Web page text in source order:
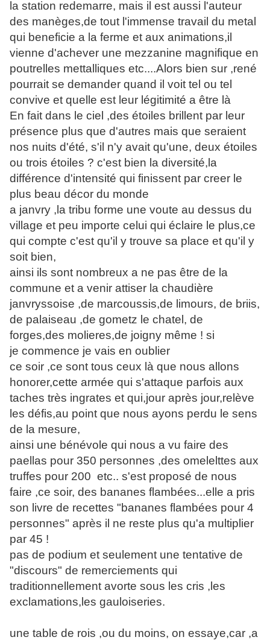
la station redemarre, mais il est aussi l'auteur
des manèges,de tout l'immense travail du metal
qui beneficie a la ferme et aux animations,il
vienne d'achever une mezzanine magnifique en
poutrelles mettalliques etc....Alors bien sur ,rené
pourrait se demander quand il voit tel ou tel
convive et quelle est leur légitimité a être là
En fait dans le ciel ,des étoiles brillent par leur
présence plus que d'autres mais que seraient
nos nuits d'été, s'il n'y avait qu'une, deux étoiles
ou trois étoiles ? c'est bien la diversité,la
différence d'intensité qui finissent par creer le
plus beau décor du monde
a janvry ,la tribu forme une voute au dessus du
village et peu importe celui qui éclaire le plus,ce
qui compte c'est qu'il y trouve sa place et qu'il y
soit bien,
ainsi ils sont nombreux a ne pas être de la
commune et a venir attiser la chaudière
janvryssoise ,de marcoussis,de limours, de briis,
de palaiseau ,de gometz le chatel, de
forges,des molieres,de joigny même ! si
je commence je vais en oublier
ce soir ,ce sont tous ceux là que nous allons
honorer,cette armée qui s'attaque parfois aux
taches très ingrates et qui,jour après jour,relève
les défis,au point que nous ayons perdu le sens
de la mesure,
ainsi une bénévole qui nous a vu faire des
paellas pour 350 personnes ,des omelelttes aux
truffes pour 200 etc.. s'est proposé de nous
faire ,ce soir, des bananes flambées...elle a pris
son livre de recettes "bananes flambées pour 4
personnes" après il ne reste plus qu'a multiplier
par 45 !
pas de podium et seulement une tentative de
"discours" de remerciements qui
traditionnellement avorte sous les cris ,les
exclamations,les gauloiseries.
une table de rois ,ou du moins, on essaye,car ,a